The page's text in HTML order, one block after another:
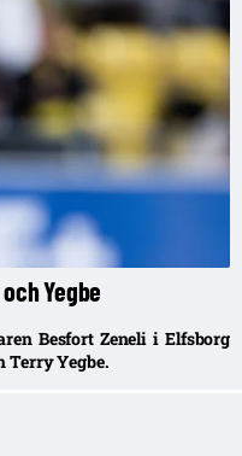
Yegbe
Besfort Zeneli i Elfsborg
Terry Yegbe.